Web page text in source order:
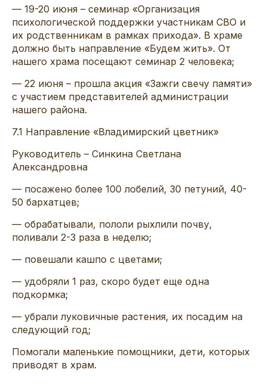
— 19-20 июня – семинар «Организация
психологической поддержки участникам СВО и
их родственникам в рамках прихода». В храме
должно быть направление «Будем жить». От
нашего храма посещают семинар 2 человека;
— 22 июня – прошла акция «Зажги свечу памяти»
с участием представителей администрации
нашего района.
7.1 Направление «Владимирский цветник»
Руководитель – Синкина Светлана
Александровна
— посажено более 100 лобелий, 30 петуний, 40-
50 бархатцев;
— обрабатывали, пололи рыхлили почву,
поливали 2-3 раза в неделю;
— повешали кашпо с цветами;
— удобряли 1 раз, скоро будет еще одна
подкормка;
— убрали луковичные растения, их посадим на
следующий год;
Помогали маленькие помощники, дети, которых
приводят в храм.